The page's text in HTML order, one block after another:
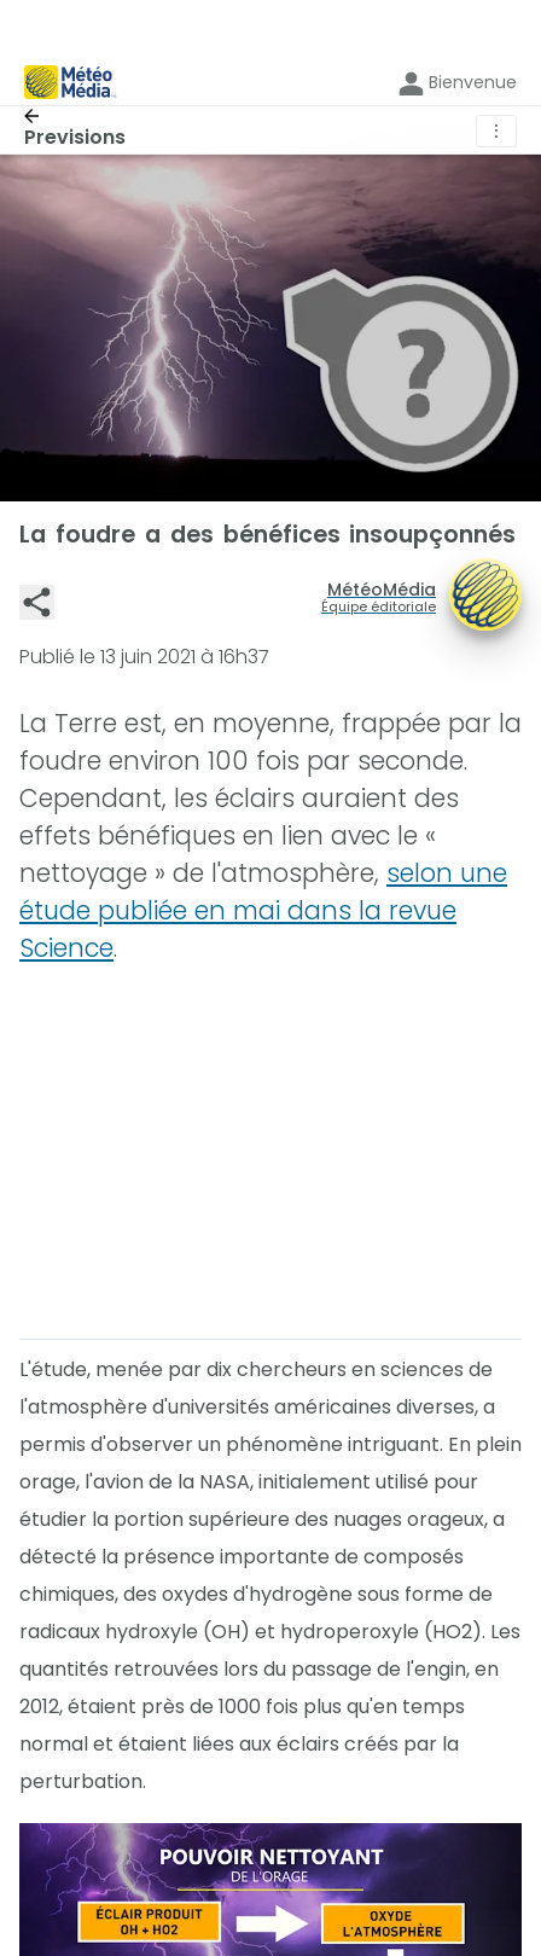
Bienvenue
Previsions ⋮
La foudre a des bénéfices insoupçonnés
MétéoMédia
Équipe éditoriale
Publié le 13 juin 2021 à 16h37
La Terre est, en moyenne, frappée par la
foudre environ 100 fois par seconde.
Cependant, les éclairs auraient des
effets bénéfiques en lien avec le «
nettoyage » de l'atmosphère, selon une
étude publiée en mai dans la revue
Science.
L'étude, menée par dix chercheurs en sciences de
l'atmosphère d'universités américaines diverses, a
permis d'observer un phénomène intriguant. En plein
orage, l'avion de la NASA, initialement utilisé pour
étudier la portion supérieure des nuages orageux, a
détecté la présence importante de composés
chimiques, des oxydes d'hydrogène sous forme de
radicaux hydroxyle (OH) et hydroperoxyle (HO2). Les
quantités retrouvées lors du passage de l'engin, en
2012, étaient près de 1000 fois plus qu'en temps
normal et étaient liées aux éclairs créés par la
perturbation.